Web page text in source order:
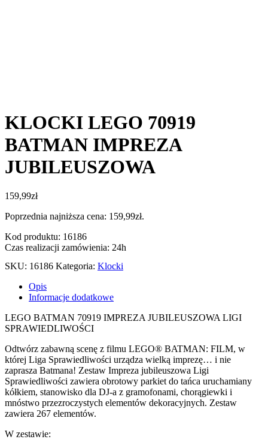
KLOCKI LEGO 70919
BATMAN IMPREZA
JUBILEUSZOWA
159,99zł
Poprzednia najniższa cena: 159,99zł.
Kod produktu: 16186
Czas realizacji zamówienia: 24h
SKU: 16186 Kategoria: Klocki
Opis
Informacje dodatkowe
LEGO BATMAN 70919 IMPREZA JUBILEUSZOWA LIGI
SPRAWIEDLIWOŚCI
Odtwórz zabawną scenę z filmu LEGO® BATMAN: FILM, w
której Liga Sprawiedliwości urządza wielką imprezę… i nie
zaprasza Batmana! Zestaw Impreza jubileuszowa Ligi
Sprawiedliwości zawiera obrotowy parkiet do tańca uruchamiany
kółkiem, stanowisko dla DJ-a z gramofonami, chorągiewki i
mnóstwo przezroczystych elementów dekoracyjnych. Zestaw
zawiera 267 elementów.
W zestawie: